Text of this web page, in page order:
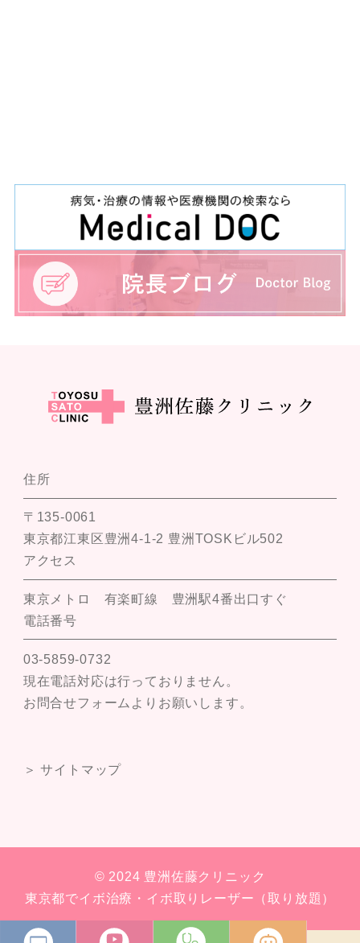
住所
〒135-0061
東京都江東区豊洲4-1-2 豊洲TOSKビル502
アクセス
東京メトロ 有楽町線 豊洲駅4番出口すぐ
電話番号
03-5859-0732
現在電話対応は行っておりません。
お問合せフォームよりお願いします。
＞ サイトマップ
© 2024 豊洲佐藤クリニック
東京都でイボ治療・イボ取りレーザー（取り放題）